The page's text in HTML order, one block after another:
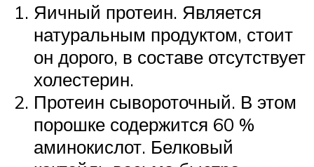
Яичный протеин. Является
натуральным продуктом, стоит
он дорого, в составе отсутствует
холестерин.
Протеин сывороточный. В этом
порошке содержится 60 %
аминокислот. Белковый